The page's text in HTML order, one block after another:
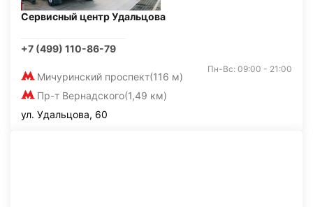
Сервисный центр Удальцова
+7 (499) 110-86-79
Мичуринский проспект(116 м)
Пр-т Вернадского(1,49 км)
Пн-Вс: 09:00 - 21:00
ул. Удальцова, 60